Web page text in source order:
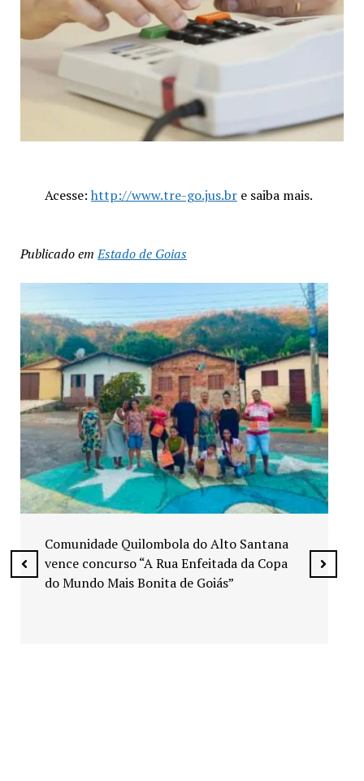
Acesse: http://www.tre-go.jus.bre saiba mais.
Publicado em Estado de Goias
do Alto Santana
Enfeitada da Copa
de Goiás”
Exposição “Arte em
espaços públicos de